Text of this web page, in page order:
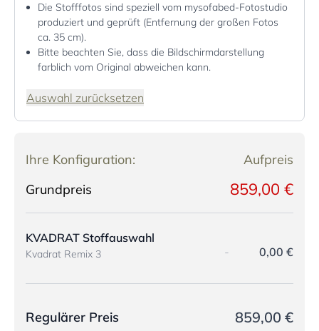
Die Stofffotos sind speziell vom mysofabed-Fotostudio
produziert und geprüft (Entfernung der großen Fotos
ca. 35 cm).
Bitte beachten Sie, dass die Bildschirmdarstellung
farblich vom Original abweichen kann.
Auswahl zurücksetzen
Ihre Konfiguration:
Aufpreis
Grundpreis
859,00 €
KVADRAT Stoffauswahl
Kvadrat Remix 3 - 0,00 €
Regulärer Preis 859,00 €